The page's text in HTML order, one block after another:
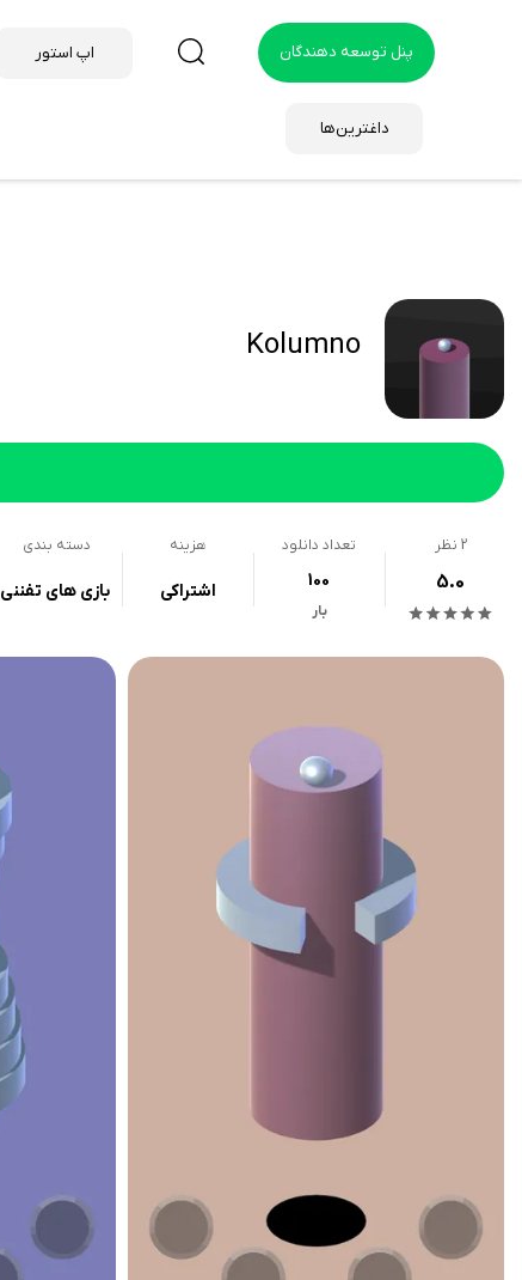
پنل توسعه دهندگان اپ استور
داغترین‌ها
Kolumno
2 نظر
5.0
تعداد دانلود
100
بار
هزینه
اشتراکی
دسته بندی
بازی های تفننی